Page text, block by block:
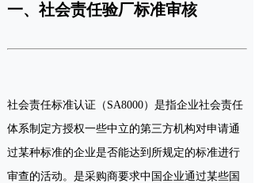
一、社会责任验厂标准审核
社会责任标准认证（SA8000）是指企业社会责任
体系制定方授权一些中立的第三方机构对申请通
过某种标准的企业是否能达到所规定的标准进行
审查的活动。是采购商要求中国企业通过某些国